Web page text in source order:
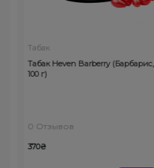
Табак
Табак Heven Barberry (Барбарис,
100 г)
0 Отзывов
370₴